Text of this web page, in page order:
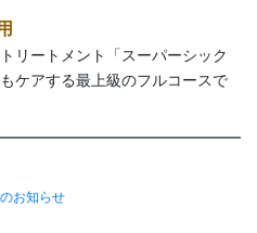
リートメント「スーパーシック
ケアする最上級のフルコースで
お知らせ